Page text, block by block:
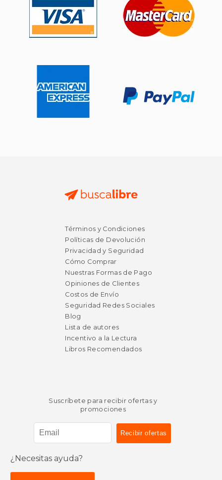
50%
Términos y Condiciones
Políticas de Devolución
Privacidad y Seguridad
Cómo Comprar
Nuestras Formas de Pago
Opiniones de Clientes
Costos de Envío
Seguridad Redes Sociales
Blog
Lista de autores
Incentivo a la Lectura
Libros Recomendados
Suscríbete para recibir ofertas y
promociones
¿Necesitas ayuda?